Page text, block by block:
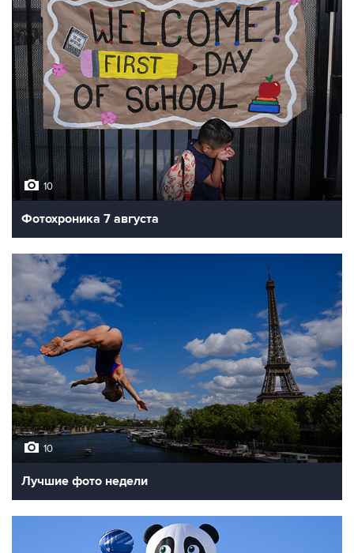
10
Фотохроника 7 августа
10
Лучшие фото недели